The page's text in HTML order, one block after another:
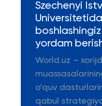
Szechenyi
Universitetida
yordam
World.uz –
o’quv
qabul